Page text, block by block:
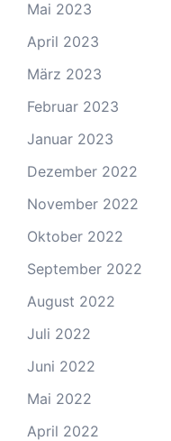
Mai 2023
April 2023
März 2023
Februar 2023
Januar 2023
Dezember 2022
November 2022
Oktober 2022
September 2022
August 2022
Juli 2022
Juni 2022
Mai 2022
April 2022